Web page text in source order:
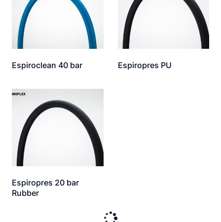
Espiroclean 40 bar Espiropres PU
Espiropres 20 bar
Rubber